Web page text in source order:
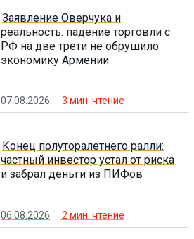
Заявление Оверчука и
реальность: падение торговли с
РФ на две трети не обрушило
экономику Армении
07.08.2026 3 мин. чтение
Конец полуторалетнего ралли:
частный инвестор устал от риска
и забрал деньги из ПИФов
06.08.2026 2 мин. чтение